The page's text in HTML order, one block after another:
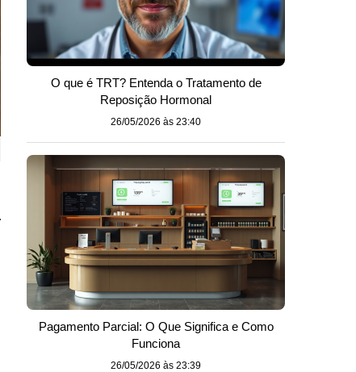
O que é TRT? Entenda o Tratamento de
Reposição Hormonal
26/05/2026 às 23:40
Pagamento Parcial: O Que Significa e Como
Funciona
26/05/2026 às 23:39